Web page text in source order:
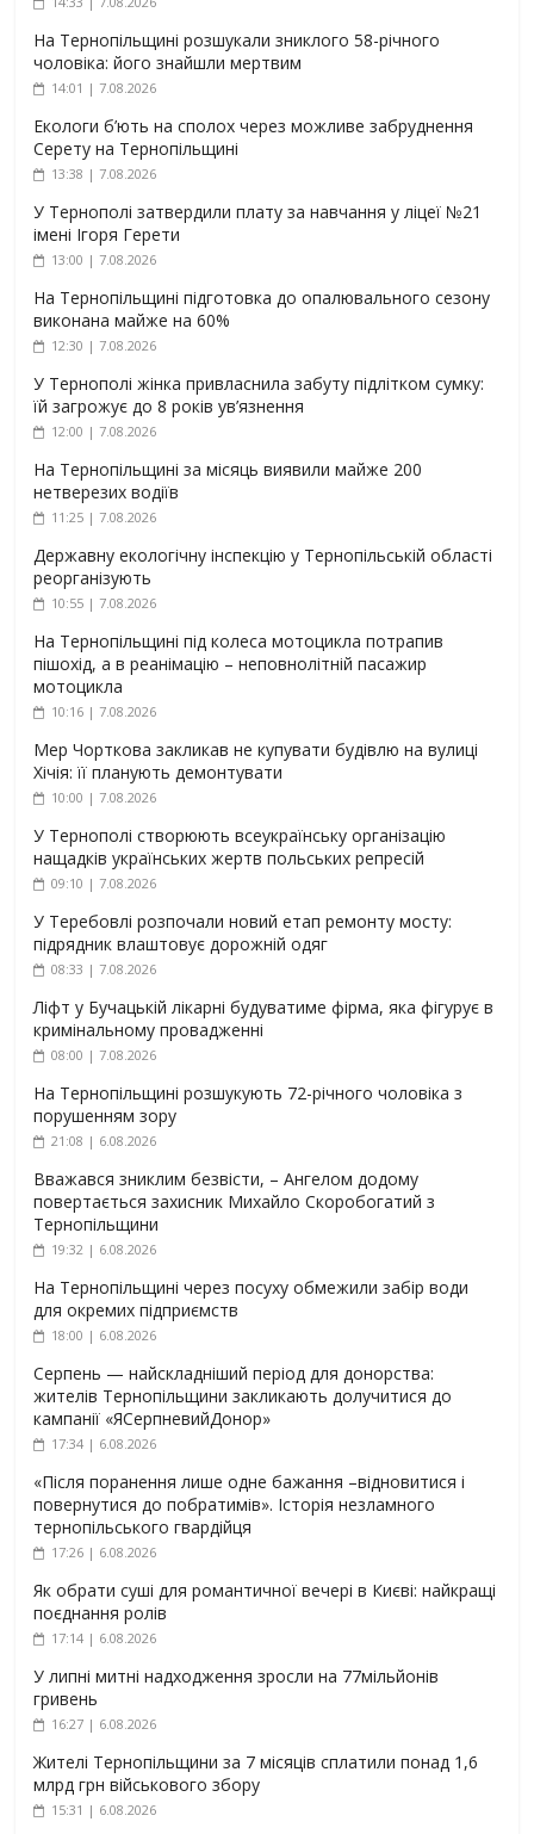
На Тернопільщині розшукали зниклого 58-річного
чоловіка: його знайшли мертвим
14:01 | 7.08.2026
Екологи б’ють на сполох через можливе забруднення
Серету на Тернопільщині
13:38 | 7.08.2026
У Тернополі затвердили плату за навчання у ліцеї №21
імені Ігоря Герети
13:00 | 7.08.2026
На Тернопільщині підготовка до опалювального сезону
виконана майже на 60%
12:30 | 7.08.2026
У Тернополі жінка привласнила забуту підлітком сумку:
їй загрожує до 8 років ув’язнення
12:00 | 7.08.2026
На Тернопільщині за місяць виявили майже 200
нетверезих водіїв
11:25 | 7.08.2026
Державну екологічну інспекцію у Тернопільській області
реорганізують
10:55 | 7.08.2026
На Тернопільщині під колеса мотоцикла потрапив
пішохід, а в реанімацію – неповнолітній пасажир
мотоцикла
10:16 | 7.08.2026
Мер Чорткова закликав не купувати будівлю на вулиці
Хічія: її планують демонтувати
10:00 | 7.08.2026
У Тернополі створюють всеукраїнську організацію
нащадків українських жертв польських репресій
09:10 | 7.08.2026
У Теребовлі розпочали новий етап ремонту мосту:
підрядник влаштовує дорожній одяг
08:33 | 7.08.2026
Ліфт у Бучацькій лікарні будуватиме фірма, яка фігурує в
кримінальному провадженні
08:00 | 7.08.2026
На Тернопільщині розшукують 72-річного чоловіка з
порушенням зору
21:08 | 6.08.2026
Вважався зниклим безвісти, – Ангелом додому
повертається захисник Михайло Скоробогатий з
Тернопільщини
19:32 | 6.08.2026
На Тернопільщині через посуху обмежили забір води
для окремих підприємств
18:00 | 6.08.2026
Серпень — найскладніший період для донорства:
жителів Тернопільщини закликають долучитися до
кампанії «ЯСерпневийДонор»
17:34 | 6.08.2026
«Після поранення лише одне бажання –відновитися і
повернутися до побратимів». Історія незламного
тернопільського гвардійця
17:26 | 6.08.2026
Як обрати суші для романтичної вечері в Києві: найкращі
поєднання ролів
17:14 | 6.08.2026
У липні митні надходження зросли на 77мільйонів
гривень
16:27 | 6.08.2026
Жителі Тернопільщини за 7 місяців сплатили понад 1,6
млрд грн військового збору
15:31 | 6.08.2026